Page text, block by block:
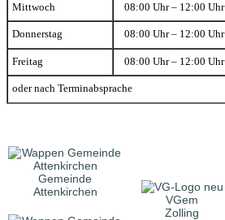
Mittwoch 08:00 Uhr – 12:00 Uhr
Donnerstag 08:00 Uhr – 12:00 Uhr
Freitag 08:00 Uhr – 12:00 Uhr
oder nach Terminabsprache
Gemeinde
Attenkirchen
VGem
Zolling